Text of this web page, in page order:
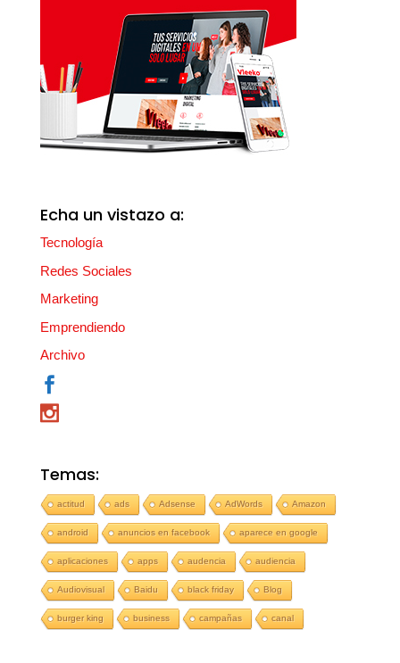
Echa un vistazo a:
Tecnología
Redes Sociales
Marketing
Emprendiendo
Archivo
Temas:
actitud ads Adsense AdWords Amazon
android anuncios en facebook aparece en google
aplicaciones apps audencia audiencia
Audiovisual Baidu black friday Blog
burger king business campañas canal